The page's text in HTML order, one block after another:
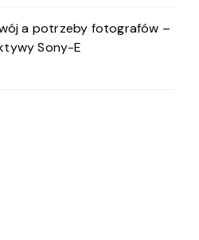
a potrzeby fotografów –
Sony-E